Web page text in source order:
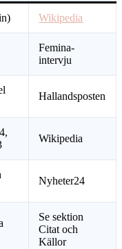
Wikipedia
Femina-
intervju
Hallandsposten
Wikipedia
Nyheter24
Se sektion
Citat och
Källor